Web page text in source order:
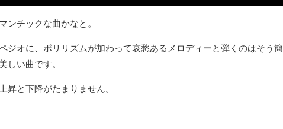
ンチックな曲かなと。
ジオに、ポリリズムが加わって哀愁あるメロディーと弾くのはそう簡
しい曲です。
昇と下降がたまりません。